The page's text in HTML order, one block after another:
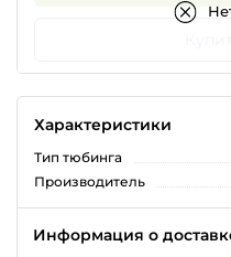
Характеристики
Тип тюбинга
Производитель
Информация о